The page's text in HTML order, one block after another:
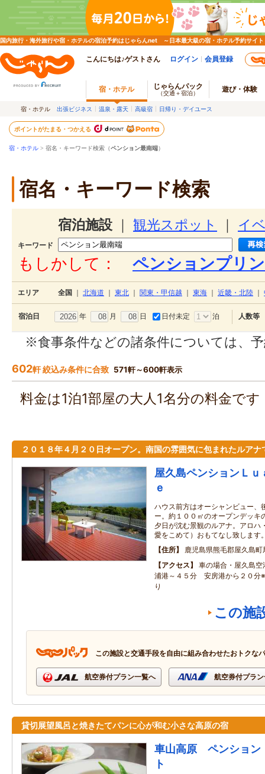
国内旅行・海外旅行や宿・ホテルの宿泊予約はじゃらんnet ～日本最大級の宿・ホテル予約サイト
こんにちは♪ゲストさん ログイン 会員登録
宿・ホテル じゃらんパック
（交通＋宿泊） 遊び・体験
宿・ホテル 出張ビジネス 温泉・露天 高級宿 日帰り・デイユース
ポイントがたまる・つかえる
宿・ホテル > 宿名・キーワード検索（ペンション最南端）
宿名・キーワード検索
宿泊施設 観光スポット イ
キーワード
もしかして： ペンションプリ
エリア 全国 北海道 東北 関東・甲信越 東海 近畿・北陸
宿泊日 年 月 日 日付未定 泊 人数等
※食事条件などの諸条件については、
602軒 絞込み条件に合致 571軒～600軒表示
料金は1泊1部屋の大人1名分の料金で
２０１８年４月２０日オープン。南国の雰囲気に包まれたルアナ
屋久島ペンションＬ
ｅ
ハウス前方はオーシャンビュー、
ー。約１００㎡のオープンデッキ
夕日が沈む景観のルアナ。アロハ
愛をこめて）おもてなし致します
住所
鹿児島県熊毛郡屋久島
アクセス
車の場合・屋久島
浦港～４５分 安房港から２０分
り
この施
この施設と交通手段を自由に組み合わせたおトクな
航空券付プラン一覧へ 航空券付プラ
貸切展望風呂と焼きたてパンに心が和む小さな高原の宿
車山高原 ペンショ
ト